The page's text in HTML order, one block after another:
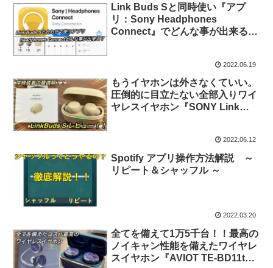
Link Buds Sと同時使い『アプ
リ：Sony Headphones
Connect』でどんな事が出来る？
2022.06.19
もうイヤホンは外さなくていい。
圧倒的に目立たない全部入りワイ
ヤレスイヤホン『SONY Link
2022.06.12
Spotify アプリ操作方法解説 ～
リピート＆シャッフル ～
2022.03.20
全てを備えて1万5千台！！最高の
ノイキャン性能を備えたワイヤレ
スイヤホン『AVIOT TE-BD11t』